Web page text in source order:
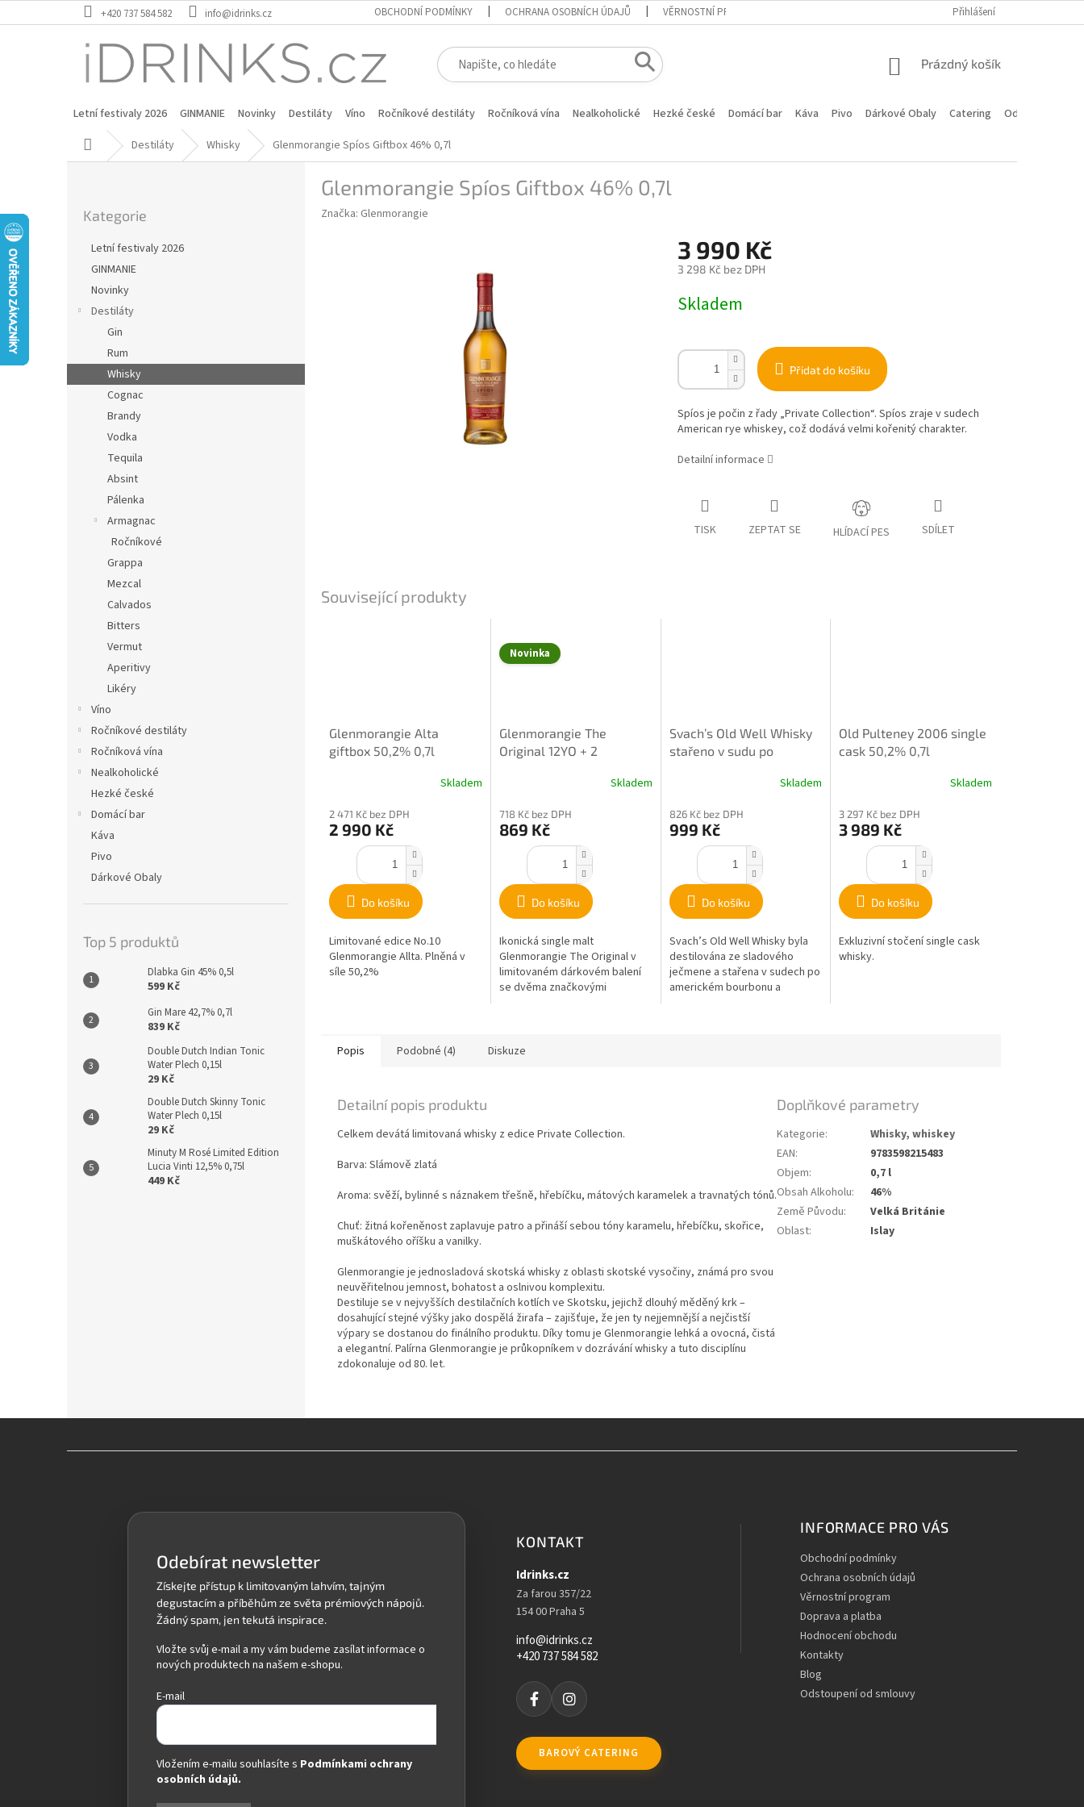
na
+420 737 584 582 info@idrinks.cz OBCHODNÍ PODMÍNKY OCHRANA OSOBNÍCH ÚDAJŮ VĚRNOSTNÍ PROGRAM HODNOCENÍ OBCHODU
Přihlášení
NÁKUPNÍ
Prázdný košík
Letní festivaly 2026 GINMANIE Novinky Destiláty Víno Ročníkové destiláty Ročníková vína Nealkoholické Hezké české Domácí bar Káva Pivo Dárkové Obaly Catering
Odstoupení od
Domů Destiláty Whisky Glenmorangie Spíos Giftbox 46% 0,7l
n
e
kategorie
Kategorie
Letní festivaly 2026
GINMANIE
Novinky
Destiláty
Gin
Rum
Whisky
Cognac
Brandy
Vodka
Tequila
Absint
Pálenka
Armagnac
Ročníkové
Grappa
Mezcal
Calvados
Bitters
Vermut
Aperitivy
Likéry
Víno
Ročníkové destiláty
Ročníková vína
Nealkoholické
Hezké české
Domácí bar
Káva
Pivo
Dárkové Obaly
Top 5 produktů
Dlabka Gin 45% 0,5l
599 Kč
Gin Mare 42,7% 0,7l
839 Kč
Double Dutch Indian Tonic
Water Plech 0,15l
29 Kč
Double Dutch Skinny Tonic
Water Plech 0,15l
29 Kč
Minuty M Rosé Limited Edition
Lucia Vinti 12,5% 0,75l
449 Kč
Glenmorangie Spíos Giftbox 46% 0,7l
Značka: Glenmorangie
3 990 Kč
3 298 Kč bez DPH
cena:
Skladem
Přidat do košíku
Spíos je počin z řady „Private Collection“. Spíos zraje v sudech
American rye whiskey, což dodává velmi kořenitý charakter.
Detailní informace
TISK ZEPTAT SE HLÍDACÍ PES SDÍLET
Související produkty
Glenmorangie Alta
giftbox 50,2% 0,7l
Skladem
2 471 Kč bez DPH
2 990 Kč
Do košíku
Limitované edice No.10
Glenmorangie Allta. Plněná v
síle 50,2%
Novinka
Glenmorangie The
Original 12YO + 2
Skladem
718 Kč bez DPH
869 Kč
Do košíku
Ikonická single malt
Glenmorangie The Original v
limitovaném dárkovém balení
se dvěma značkovými
Svach’s Old Well Whisky
stařeno v sudu po
Skladem
826 Kč bez DPH
999 Kč
Do košíku
Svach’s Old Well Whisky byla
destilována ze sladového
ječmene a stařena v sudech po
americkém bourbonu a
Old Pulteney 2006 single
cask 50,2% 0,7l
Skladem
3 297 Kč bez DPH
3 989 Kč
Do košíku
Exkluzivní stočení single cask
whisky.
Popis Podobné (4) Diskuze
Detailní popis produktu
Celkem devátá limitovaná whisky z edice Private Collection.
Barva: Slámově zlatá
Aroma: svěží, bylinné s náznakem třešně, hřebíčku, mátových karamelek a travnatých tónů.
Chuť: žitná kořeněnost zaplavuje patro a přináší sebou tóny karamelu, hřebíčku, skořice,
muškátového oříšku a vanilky.
Glenmorangie je jednosladová skotská whisky z oblasti skotské vysočiny, známá pro svou
neuvěřitelnou jemnost, bohatost a oslnivou komplexitu.
Destiluje se v nejvyšších destilačních kotlích ve Skotsku, jejichž dlouhý měděný krk –
dosahující stejné výšky jako dospělá žirafa – zajišťuje, že jen ty nejjemnější a nejčistší
výpary se dostanou do finálního produktu. Díky tomu je Glenmorangie lehká a ovocná, čistá
a elegantní. Palírna Glenmorangie je průkopníkem v dozrávání whisky a tuto disciplínu
zdokonaluje od 80. let.
Doplňkové parametry
Kategorie:
Whisky, whiskey
EAN:
9783598215483
Objem:
0,7 l
Obsah Alkoholu:
46%
Země Původu:
Velká Británie
Oblast: Islay
Odebírat newsletter
Vložte svůj e-mail a my vám budeme zasílat informace o
nových produktech na našem e-shopu.
E-mail
Vložením e-mailu souhlasíte s Podmínkami ochrany
osobních údajů.
KONTAKT
Idrinks.cz
Za farou 357/22
154 00 Praha 5
info@idrinks.cz
+420 737 584 582
BAROVÝ CATERING
INFORMACE PRO VÁS
Obchodní podmínky
Ochrana osobních údajů
Věrnostní program
Doprava a platba
Hodnocení obchodu
Kontakty
Blog
Odstoupení od smlouvy